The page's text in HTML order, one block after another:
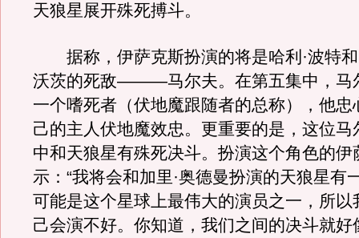
天狼星展开殊死搏斗。
据称，伊萨克斯扮演的将是哈利·波特和
沃茨的死敌———马尔夫。在第五集中，马
一个嗜死者（伏地魔跟随者的总称），他忠
己的主人伏地魔效忠。更重要的是，这位马
中和天狼星有殊死决斗。扮演这个角色的伊
示：“我将会和加里·奥德曼扮演的天狼星有
可能是这个星球上最伟大的演员之一，所以
己会演不好。你知道，我们之间的决斗就好